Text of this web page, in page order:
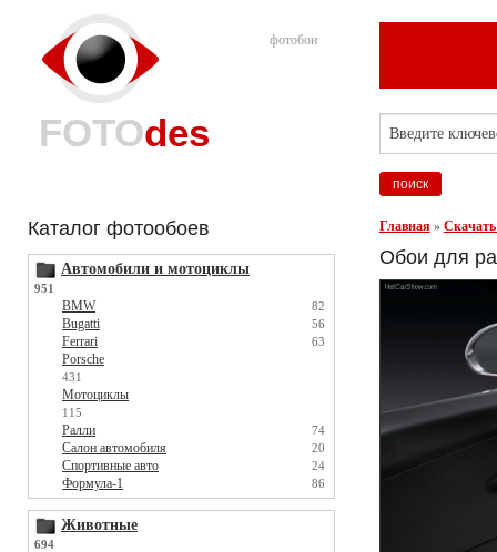
фотобои
FOTOdes
Каталог фотообоев
Автомобили и мотоциклы
951
BMW 82
Bugatti 56
Ferrari 63
Porsche
431
Мотоциклы
115
Ралли 74
Салон автомобиля 20
Спортивные авто 24
Формула-1 86
Животные
694
Главная »
Обои для